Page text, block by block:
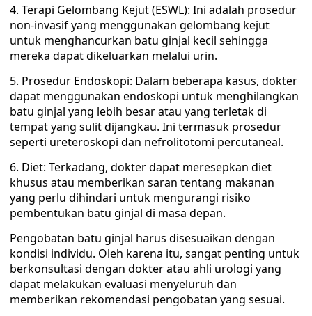
Terapi Gelombang Kejut (ESWL): Ini adalah prosedur
non-invasif yang menggunakan gelombang kejut
untuk menghancurkan batu ginjal kecil sehingga
mereka dapat dikeluarkan melalui urin.
Prosedur Endoskopi: Dalam beberapa kasus, dokter
dapat menggunakan endoskopi untuk menghilangkan
batu ginjal yang lebih besar atau yang terletak di
tempat yang sulit dijangkau. Ini termasuk prosedur
seperti ureteroskopi dan nefrolitotomi percutaneal.
Diet: Terkadang, dokter dapat meresepkan diet
khusus atau memberikan saran tentang makanan
yang perlu dihindari untuk mengurangi risiko
pembentukan batu ginjal di masa depan.
Pengobatan batu ginjal harus disesuaikan dengan
kondisi individu. Oleh karena itu, sangat penting untuk
berkonsultasi dengan dokter atau ahli urologi yang
dapat melakukan evaluasi menyeluruh dan
memberikan rekomendasi pengobatan yang sesuai.